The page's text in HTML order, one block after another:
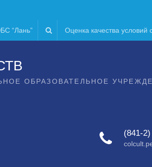
“Лань” Оценка качества условий
ОБРАЗОВАТЕЛЬНОЕ
(841-